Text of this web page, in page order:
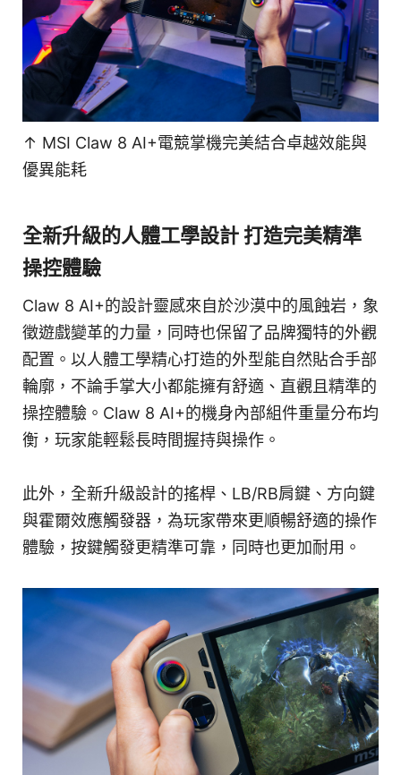
↑ MSI Claw 8 AI+電競掌機完美結合卓越效能與
優異能耗
全新升級的人體工學設計 打造完美精準
操控體驗
Claw 8 AI+的設計靈感來自於沙漠中的風蝕岩，象
徵遊戲變革的力量，同時也保留了品牌獨特的外觀
配置。以人體工學精心打造的外型能自然貼合手部
輪廓，不論手掌大小都能擁有舒適、直觀且精準的
操控體驗。Claw 8 AI+的機身內部組件重量分布均
衡，玩家能輕鬆長時間握持與操作。
此外，全新升級設計的搖桿、LB/RB肩鍵、方向鍵
與霍爾效應觸發器，為玩家帶來更順暢舒適的操作
體驗，按鍵觸發更精準可靠，同時也更加耐用。